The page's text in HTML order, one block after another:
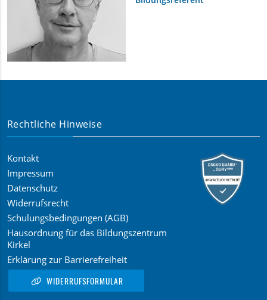
Rechtliche Hinweise
Kontakt
Impressum
Datenschutz
Widerrufsrecht
Schulungsbedingungen (AGB)
Hausordnung für das Bildungszentrum
Kirkel
Erklärung zur Barrierefreiheit
WIDERRUFSFORMULAR